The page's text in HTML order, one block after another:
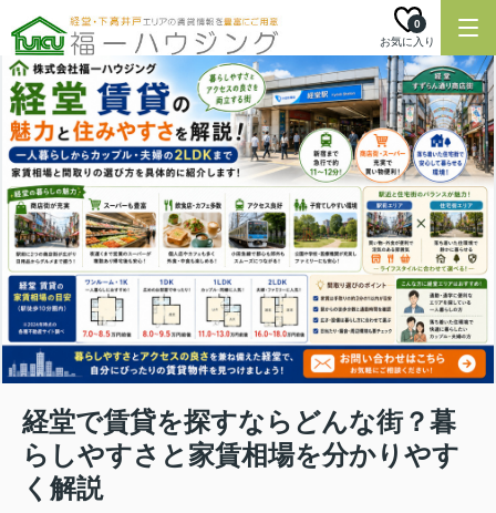
お気に入り
0
経堂で賃貸を探すならどんな街？暮
らしやすさと家賃相場を分かりやす
く解説